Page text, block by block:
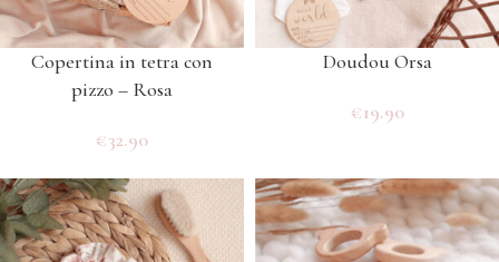
Copertina in tetra con
pizzo – Rosa
€32.90
Doudou Orsa
€19.90